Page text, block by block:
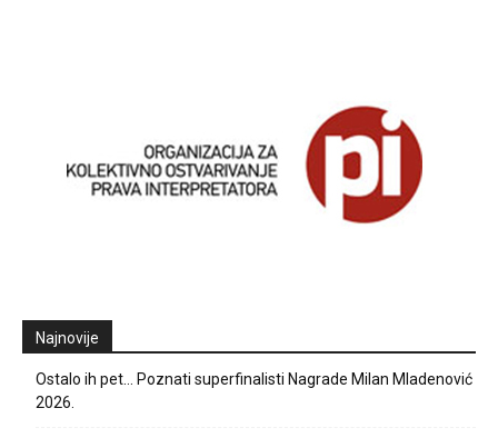
Najnovije
Ostalo ih pet… Poznati superfinalisti Nagrade Milan Mladenović
2026.